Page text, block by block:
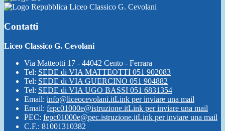
Liceo Classico G. Cevolani
Contatti
Liceo Classico G. Cevolani
Via Matteotti 17 - 44042 Cento - Ferrara
Tel: SEDE di VIA MATTEOTTI 051 902083
Tel: SEDE di VIA GUERCINO 051 904882
Tel: SEDE di VIA UGO BASSI 051 6831354
Email: info@liceocevolani.itLink per inviare una mail
Email: fepc01000e@istruzione.itLink per inviare una mail
PEC: fepc01000e@pec.istruzione.itLink per inviare una mail
C.F.: 81001310382